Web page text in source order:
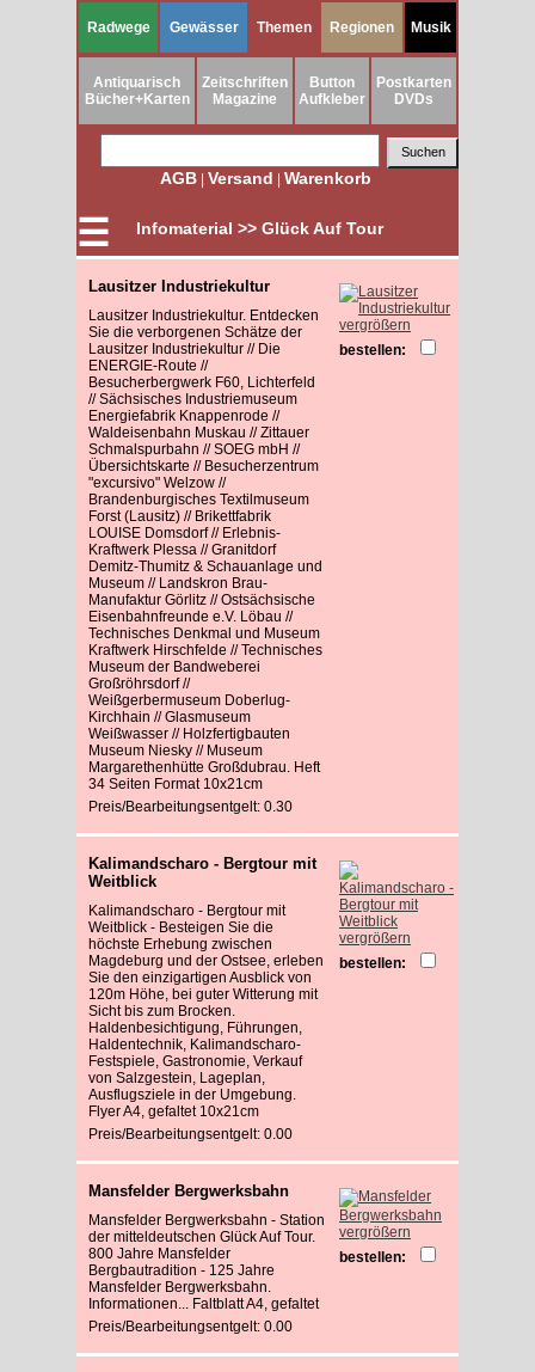
Radwege Gewässer Themen Regionen Musik
Antiquarisch
Bücher+Karten
Zeitschriften
Magazine
Button
Aufkleber
Postkarten
DVDs
AGB | Versand | Warenkorb
☰ Infomaterial >> Glück Auf Tour
Lausitzer Industriekultur
Lausitzer Industriekultur. Entdecken
Sie die verborgenen Schätze der
Lausitzer Industriekultur // Die
ENERGIE-Route //
Besucherbergwerk F60, Lichterfeld
// Sächsisches Industriemuseum
Energiefabrik Knappenrode //
Waldeisenbahn Muskau // Zittauer
Schmalspurbahn // SOEG mbH //
Übersichtskarte // Besucherzentrum
"excursivo" Welzow //
Brandenburgisches Textilmuseum
Forst (Lausitz) // Brikettfabrik
LOUISE Domsdorf // Erlebnis-
Kraftwerk Plessa // Granitdorf
Demitz-Thumitz & Schauanlage und
Museum // Landskron Brau-
Manufaktur Görlitz // Ostsächsische
Eisenbahnfreunde e.V. Löbau //
Technisches Denkmal und Museum
Kraftwerk Hirschfelde // Technisches
Museum der Bandweberei
Großröhrsdorf //
Weißgerbermuseum Doberlug-
Kirchhain // Glasmuseum
Weißwasser // Holzfertigbauten
Museum Niesky // Museum
Margarethenhütte Großdubrau. Heft
34 Seiten Format 10x21cm
Preis/Bearbeitungsentgelt: 0.30
vergrößern
bestellen:
Kalimandscharo - Bergtour mit
Weitblick
Kalimandscharo - Bergtour mit
Weitblick - Besteigen Sie die
höchste Erhebung zwischen
Magdeburg und der Ostsee, erleben
Sie den einzigartigen Ausblick von
120m Höhe, bei guter Witterung mit
Sicht bis zum Brocken.
Haldenbesichtigung, Führungen,
Haldentechnik, Kalimandscharo-
Festspiele, Gastronomie, Verkauf
von Salzgestein, Lageplan,
Ausflugsziele in der Umgebung.
Flyer A4, gefaltet 10x21cm
Preis/Bearbeitungsentgelt: 0.00
vergrößern
bestellen:
Mansfelder Bergwerksbahn
Mansfelder Bergwerksbahn - Station
der mitteldeutschen Glück Auf Tour.
800 Jahre Mansfelder
Bergbautradition - 125 Jahre
Mansfelder Bergwerksbahn.
Informationen... Faltblatt A4, gefaltet
Preis/Bearbeitungsentgelt: 0.00
vergrößern
bestellen: